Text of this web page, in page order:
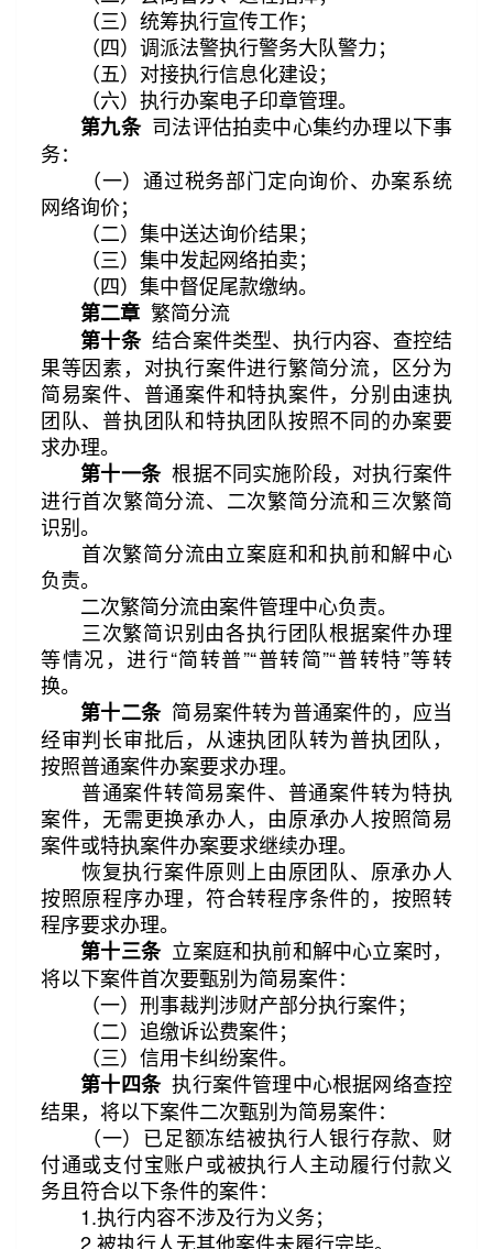
（三）统筹执行宣传工作；
（四）调派法警执行警务大队警力；
（五）对接执行信息化建设；
（六）执行办案电子印章管理。
第九条司法评估拍卖中心集约办理以下事
务：
（一）通过税务部门定向询价、办案系统
网络询价；
（二）集中送达询价结果；
（三）集中发起网络拍卖；
（四）集中督促尾款缴纳。
第二章 繁简分流
第十条结合案件类型、执行内容、查控结
果等因素，对执行案件进行繁简分流，区分为
简易案件、普通案件和特执案件，分别由速执
团队、普执团队和特执团队按照不同的办案要
求办理。
第十一条根据不同实施阶段，对执行案件
进行首次繁简分流、二次繁简分流和三次繁简
识别。
首次繁简分流由立案庭和和执前和解中心
负责。
二次繁简分流由案件管理中心负责。
三次繁简识别由各执行团队根据案件办理
等情况，进行“简转普”“普转简”“普转特”等转
换。
第十二条简易案件转为普通案件的，应当
经审判长审批后，从速执团队转为普执团队，
按照普通案件办案要求办理。
普通案件转简易案件、普通案件转为特执
案件，无需更换承办人，由原承办人按照简易
案件或特执案件办案要求继续办理。
恢复执行案件原则上由原团队、原承办人
按照原程序办理，符合转程序条件的，按照转
程序要求办理。
第十三条立案庭和执前和解中心立案时，
将以下案件首次要甄别为简易案件：
（一）刑事裁判涉财产部分执行案件；
（二）追缴诉讼费案件；
（三）信用卡纠纷案件。
第十四条执行案件管理中心根据网络查控
结果，将以下案件二次甄别为简易案件：
（一）已足额冻结被执行人银行存款、财
付通或支付宝账户或被执行人主动履行付款义
务且符合以下条件的案件：
1.执行内容不涉及行为义务；
2.被执行人无其他案件未履行完毕。